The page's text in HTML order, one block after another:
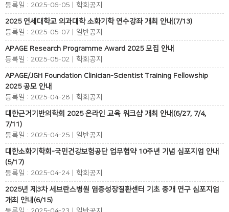
등록일 : 2025-06-05 | 학회공지
2025 연세대학교 의과대학 소화기학 연수강좌 개최 안내(7/13)
등록일 : 2025-05-07 | 일반공지
APAGE Research Programme Award 2025 모집 안내
등록일 : 2025-05-02 | 학회공지
APAGE/JGH Foundation Clinician-Scientist Training Fellowship
2025 공모 안내
등록일 : 2025-04-28 | 학회공지
대한근거기반의학회 2025 온라인 교육 워크샵 개최 안내(6/27, 7/4,
7/11)
등록일 : 2025-04-25 | 일반공지
대한소화기학회-국민건강보험공단 업무협약 10주년 기념 심포지엄 안내
(5/17)
등록일 : 2025-04-24 | 학회공지
2025년 제3차 세브란스병원 염증성장질환센터 기초 중개 연구 심포지엄
개최 안내(6/15)